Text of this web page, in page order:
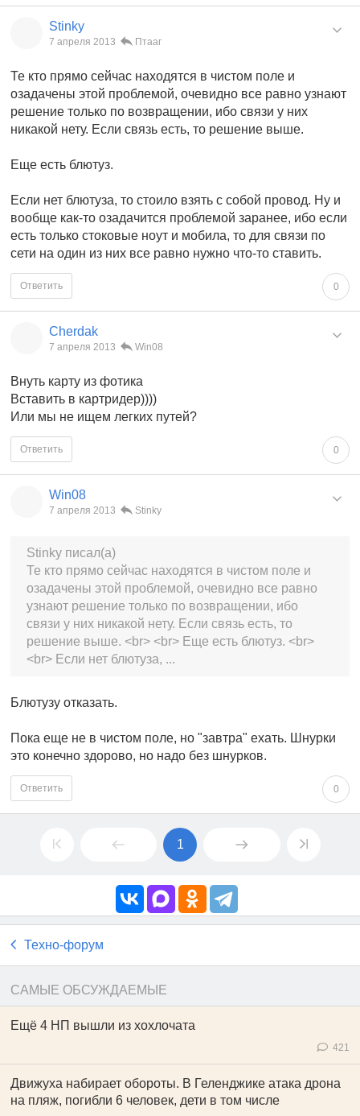
Stinky
7 апреля 2013 Птааг
Те кто прямо сейчас находятся в чистом поле и
озадачены этой проблемой, очевидно все равно узнают
решение только по возвращении, ибо связи у них
никакой нету. Если связь есть, то решение выше.
Еще есть блютуз.
Если нет блютуза, то стоило взять с собой провод. Ну и
вообще как-то озадачится проблемой заранее, ибо если
есть только стоковые ноут и мобила, то для связи по
сети на один из них все равно нужно что-то ставить.
0
Ответить
Cherdak
7 апреля 2013 Win08
Внуть карту из фотика
Вставить в картридер))))
Или мы не ищем легких путей?
0
Ответить
Win08
7 апреля 2013 Stinky
Stinky писал(а)
Те кто прямо сейчас находятся в чистом поле и
озадачены этой проблемой, очевидно все равно
узнают решение только по возвращении, ибо
связи у них никакой нету. Если связь есть, то
решение выше. <br> <br> Еще есть блютуз. <br>
<br> Если нет блютуза, ...
Блютузу отказать.
Пока еще не в чистом поле, но "завтра" ехать. Шнурки
это конечно здорово, но надо без шнурков.
0
Ответить
1
Техно-форум
САМЫЕ ОБСУЖДАЕМЫЕ
Ещё 4 НП вышли из хохлочата
421
Движуха набирает обороты. В Геленджике атака дрона
на пляж, погибли 6 человек, дети в том числе